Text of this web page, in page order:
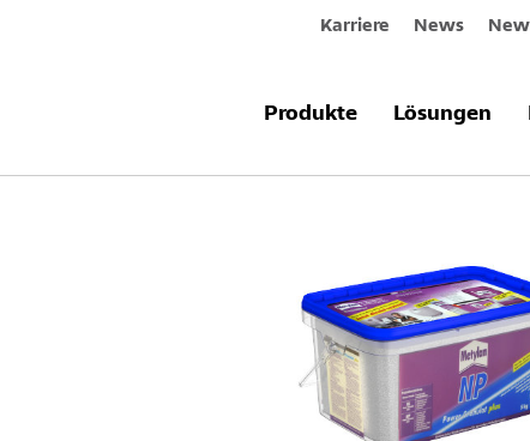
Karriere News
Produkte Lösungen
Produkte & Systeme Metylan NP